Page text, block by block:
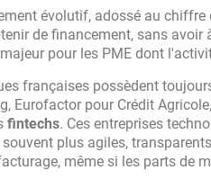
évolutif, adossé au
de financement, sans avoir
pour les PME dont
françaises possèdent
Eurofactor pour Crédit
fintechs. Ces entreprises
plus agiles,
même si les parts de